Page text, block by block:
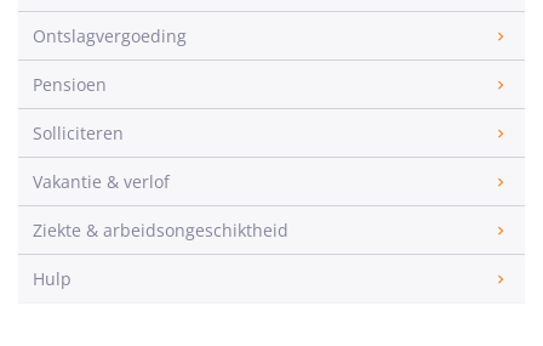
Ontslagvergoeding
Pensioen
Solliciteren
Vakantie & verlof
Ziekte & arbeidsongeschiktheid
Hulp